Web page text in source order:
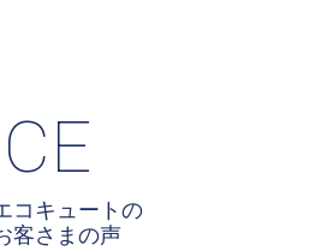
コキュートの
客さまの声